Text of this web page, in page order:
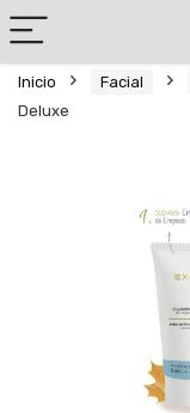
Inicio Facial
Deluxe